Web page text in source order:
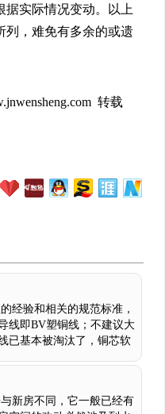
据实际情况变动。以上
列，难免有多余的或遗
转载
经验和相关的规范标准，
线即BV塑铜线；不建议大
已基本被淘汰了，铜芯软
新房不同，它一般已经有